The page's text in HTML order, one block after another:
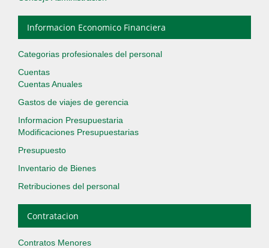
Informacion Economico Financiera
Categorias profesionales del personal
Cuentas
Cuentas Anuales
Gastos de viajes de gerencia
Informacion Presupuestaria
Modificaciones Presupuestarias
Presupuesto
Inventario de Bienes
Retribuciones del personal
Contratacion
Contratos Menores